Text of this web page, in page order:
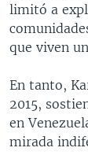
limitó a
que viven
En tanto,
2015,
en
mirada